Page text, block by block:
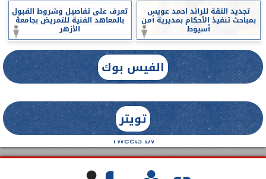
تجديد الثقة للرائد احمد عويس
بمباحث تنفيذ الأحكام بمديرية أمن
أسيوط
تعرف على تفاصيل وشروط القبول
بالمعاهد الفنية للتمريض بجامعة
الأزهر
الفيس بوك
تويتر
Tweets by